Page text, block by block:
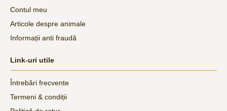
Contul meu
Articole despre animale
Informații anti fraudă
Link-uri utile
Întrebări frecvente
Termeni & condiții